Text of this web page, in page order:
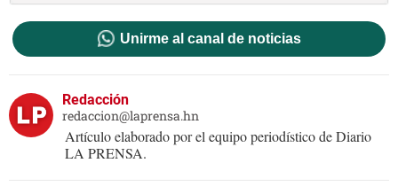
Unirme al canal de noticias
Redacción
redaccion@laprensa.hn
Artículo elaborado por el equipo periodístico de Diario
LA PRENSA.